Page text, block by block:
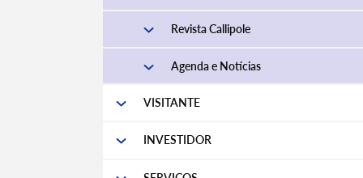
Revista Callipole
Agenda e Notícias
VISITANTE
INVESTIDOR